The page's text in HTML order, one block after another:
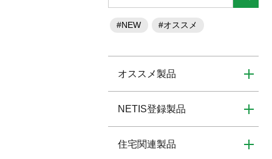
#NEW #オススメ
オススメ製品
NETIS登録製品
住宅関連製品